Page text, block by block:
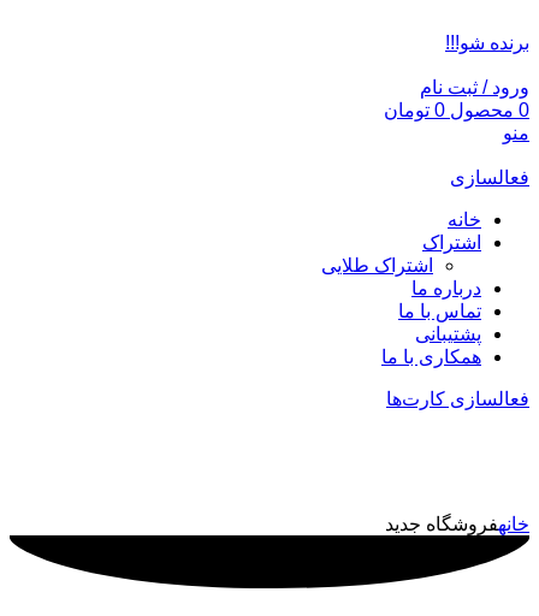
برنده شو!!!
ورود / ثبت نام
0 محصول 0 تومان
منو
فعالسازی
خانه
اشتراک
اشتراک طلایی
درباره ما
تماس با ما
پشتیبانی
همکاری با ما
فعالسازی کارت‌ها
خانهفروشگاه جدید